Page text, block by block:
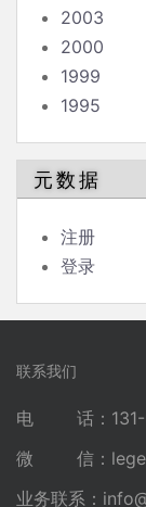
2003
2000
1999
1995
元数据
注册
登录
联系我们
电 话：131-
微 信：
业务联系：